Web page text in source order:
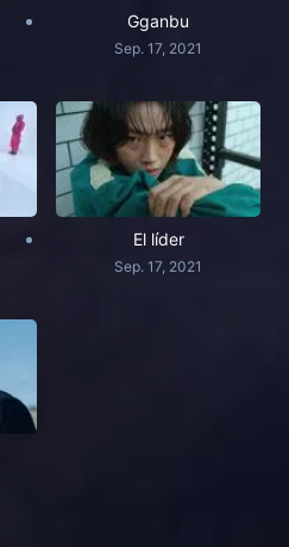
Gganbu
Sep. 17, 2021
El líder
Sep. 17, 2021